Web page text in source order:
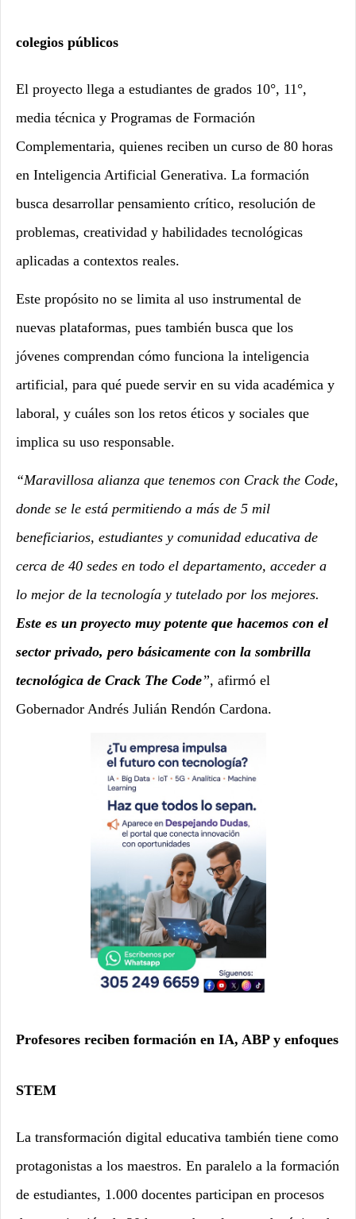
colegios públicos
El proyecto llega a estudiantes de grados 10°, 11°,
media técnica y Programas de Formación
Complementaria, quienes reciben un curso de 80 horas
en Inteligencia Artificial Generativa. La formación
busca desarrollar pensamiento crítico, resolución de
problemas, creatividad y habilidades tecnológicas
aplicadas a contextos reales.
Este propósito no se limita al uso instrumental de
nuevas plataformas, pues también busca que los
jóvenes comprendan cómo funciona la inteligencia
artificial, para qué puede servir en su vida académica y
laboral, y cuáles son los retos éticos y sociales que
implica su uso responsable.
“Maravillosa alianza que tenemos con Crack the Code,
donde se le está permitiendo a más de 5 mil
beneficiarios, estudiantes y comunidad educativa de
cerca de 40 sedes en todo el departamento, acceder a
lo mejor de la tecnología y tutelado por los mejores.
Este es un proyecto muy potente que hacemos con el
sector privado, pero básicamente con la sombrilla
tecnológica de Crack The Code”, afirmó el
Gobernador Andrés Julián Rendón Cardona.
Profesores reciben formación en IA, ABP y enfoques
STEM
La transformación digital educativa también tiene como
protagonistas a los maestros. En paralelo a la formación
de estudiantes, 1.000 docentes participan en procesos